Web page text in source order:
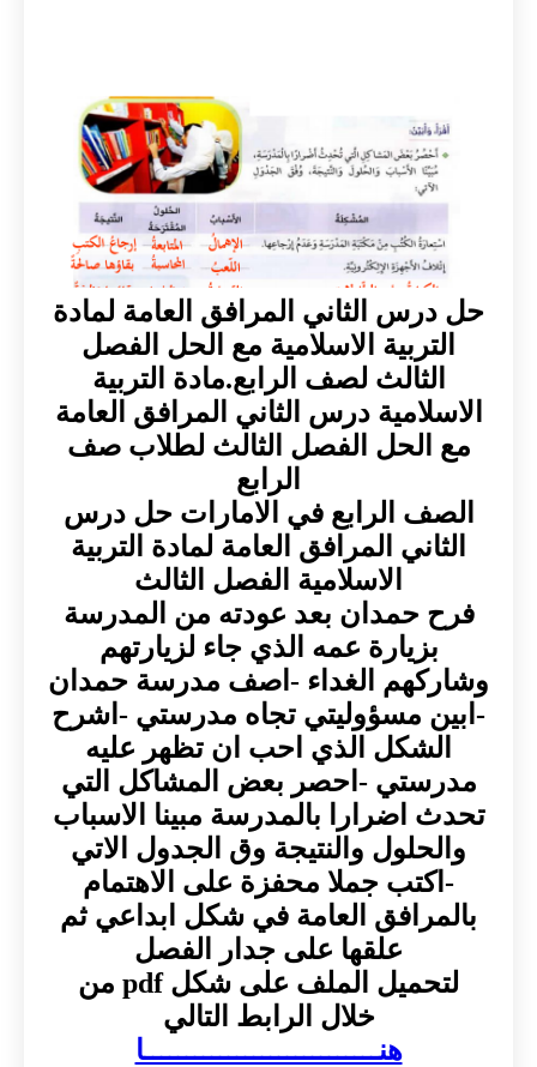
حل درس الثاني المرافق العامة لمادة
التربية الاسلامية مع الحل الفصل
الثالث لصف الرابع.مادة التربية
الاسلامية درس الثاني المرافق العامة
مع الحل الفصل الثالث لطلاب صف
الرابع
الصف الرابع في الامارات حل درس
الثاني المرافق العامة لمادة التربية
الاسلامية الفصل الثالث
فرح حمدان بعد عودته من المدرسة
بزيارة عمه الذي جاء لزيارتهم
وشاركهم الغداء -اصف مدرسة حمدان
-ابين مسؤوليتي تجاه مدرستي -اشرح
الشكل الذي احب ان تظهر عليه
مدرستي -احصر بعض المشاكل التي
تحدث اضرارا بالمدرسة مبينا الاسباب
والحلول والنتيجة وق الجدول الاتي
-اكتب جملا محفزة على الاهتمام
بالمرافق العامة في شكل ابداعي ثم
علقها على جدار الفصل
لتحميل الملف على شكل pdf من
خلال الرابط التالي
هنــــــــــــــــــــــــــــا